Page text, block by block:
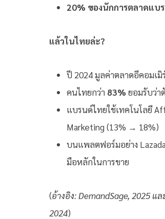
20% ของนักการตลาดแบ
แล้วในไทยล่ะ?
ปี 2024 มูลค่าตลาดอีคอมเ
คนไทยกว่า 83%ยอมรับว่า
แบรนด์ไทยใช้เทคโนโลยี
Marketing (13% → 18%)
บนแพลตฟอร์มอย่าง
มือหลักในการขาย
(อ้างอิง: DemandSage, 2025 แ
2024)